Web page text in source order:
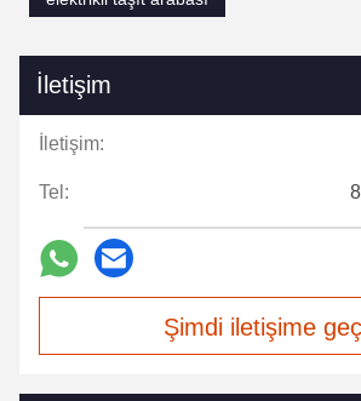
İletişim
İletişim:
Tel:
Şimdi iletişime